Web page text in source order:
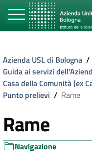
Azienda USL di Bologna /
Guida ai servizi
Casa della Comunità (ex
Punto prelievi / Rame
Rame
Navigazione